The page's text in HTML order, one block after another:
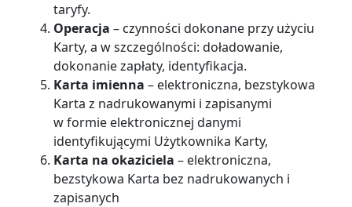
taryfy.
Operacja – czynności dokonane przy użyciu
Karty, a w szczególności: doładowanie,
dokonanie zapłaty, identyfikacja.
Karta imienna – elektroniczna, bezstykowa
Karta z nadrukowanymi i zapisanymi
w formie elektronicznej danymi
identyfikującymi Użytkownika Karty,
Karta na okaziciela – elektroniczna,
bezstykowa Karta bez nadrukowanych i
zapisanych